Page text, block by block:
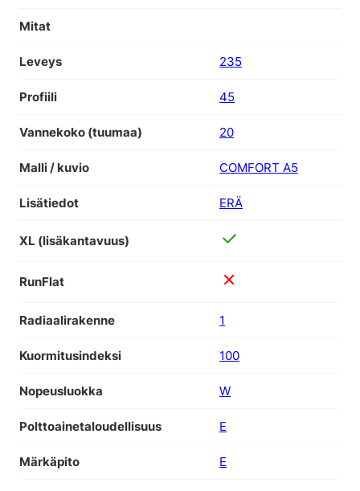
Mitat
Leveys 235
Profiili 45
Vannekoko (tuumaa) 20
Malli / kuvio COMFORT A5
Lisätiedot ERÄ
XL (lisäkantavuus)
RunFlat
Radiaalirakenne 1
Kuormitusindeksi 100
Nopeusluokka W
Polttoainetaloudellisuus E
Märkäpito E